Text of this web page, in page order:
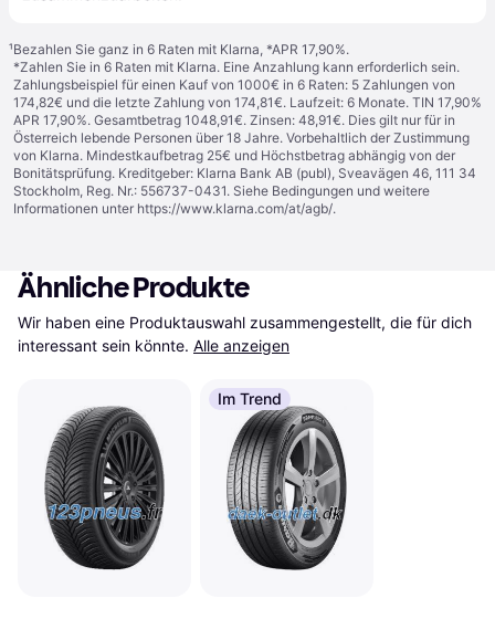
¹Bezahlen Sie ganz in 6 Raten mit Klarna, *APR 17,90%.
*Zahlen Sie in 6 Raten mit Klarna. Eine Anzahlung kann erforderlich sein.
Zahlungsbeispiel für einen Kauf von 1000€ in 6 Raten: 5 Zahlungen von
174,82€ und die letzte Zahlung von 174,81€. Laufzeit: 6 Monate. TIN 17,90%
APR 17,90%. Gesamtbetrag 1048,91€. Zinsen: 48,91€. Dies gilt nur für in
Österreich lebende Personen über 18 Jahre. Vorbehaltlich der Zustimmung
von Klarna. Mindestkaufbetrag 25€ und Höchstbetrag abhängig von der
Bonitätsprüfung. Kreditgeber: Klarna Bank AB (publ), Sveavägen 46, 111 34
Stockholm, Reg. Nr.: 556737-0431. Siehe Bedingungen und weitere
Informationen unter https://www.klarna.com/at/agb/.
Ähnliche Produkte
Wir haben eine Produktauswahl zusammengestellt, die für dich
interessant sein könnte. Alle anzeigen
Im Trend